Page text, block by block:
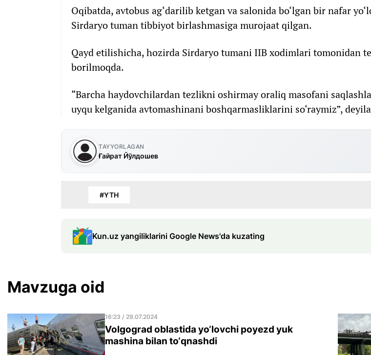
Oqibatda, avtobus ag‘darilib ketgan va salonida bo‘lgan bir nafar
Sirdaryo tuman tibbiyot birlashmasiga murojaat qilgan.
Qayd etilishicha, hozirda Sirdaryo tumani IIB xodimlari tomonidan
borilmoqda.
“Barcha haydovchilardan tezlikni oshirmay oraliq masofani
uyqu kelganida avtomashinani boshqarmasliklarini so‘raymiz”,
TAYYORLAGAN
Ғайрат Йўлдошев
#YTH
Kun.uz yangiliklarini Google News'da kuzating
Mavzuga oid
16:23 / 29.07.2024
Volgograd oblastida yo‘lovchi poyezd yuk
mashina bilan to‘qnashdi